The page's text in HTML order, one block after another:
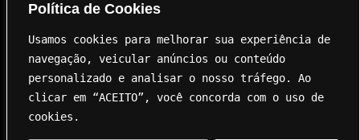
Política de Cookies
Usamos cookies para melhorar sua experiência de
navegação, veicular anúncios ou conteúdo
personalizado e analisar o nosso tráfego. Ao
clicar em “ACEITO”, você concorda com o uso de
cookies.
Royal Carbon Creations Unipessoal, Lda. EN 125 Troto Km 95.5
8135-040 Almancil NIF 515237264
geral@innovation.com.pt